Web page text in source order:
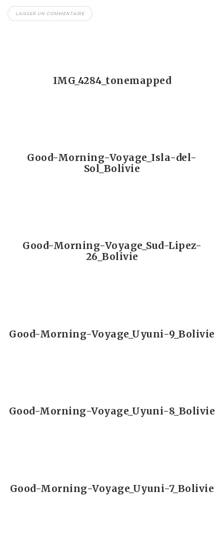
IMG_4284_tonemapped
Good-Morning-Voyage_Isla-del-
Sol_Bolivie
Good-Morning-Voyage_Sud-Lipez-
26_Bolivie
Good-Morning-Voyage_Uyuni-9_Bolivie
Good-Morning-Voyage_Uyuni-8_Bolivie
Good-Morning-Voyage_Uyuni-7_Bolivie